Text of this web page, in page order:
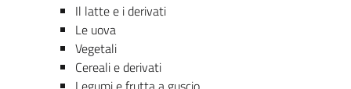
Il latte e i derivati
Le uova
Vegetali
Cereali e derivati